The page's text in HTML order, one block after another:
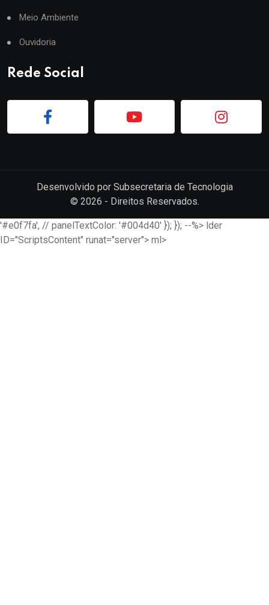
Meio Ambiente
Ouvidoria
Rede Social
Desenvolvido por Subsecretaria de Tecnologia
© 2026 - Direitos Reservados.
'#e0f7fa', // panelTextColor: '#004d40' }); }); --%> lder
ID="ScriptsContent" runat="server"> ml>